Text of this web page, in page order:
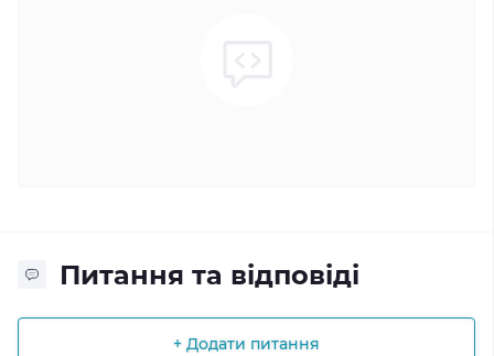
Питання та відповіді
+ Додати питання